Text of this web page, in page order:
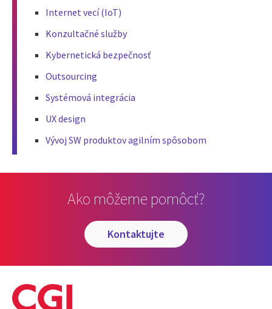
Internet vecí (IoT)
Konzultačné služby
Kybernetická bezpečnosť
Outsourcing
Systémová integrácia
UX design
Vývoj SW produktov agilním spôsobom
Ako môžeme pomôcť?
kontaktujte